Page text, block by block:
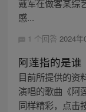
戴军在做客某综
感...
1 个回答 2024
阿莲指的是谁
目前所提供的资
演唱的歌曲《阿
同样精彩，点击